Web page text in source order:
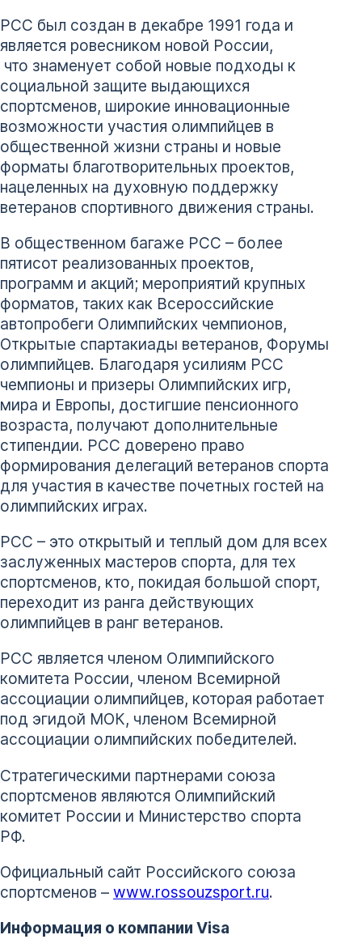
РСС был создан в декабре 1991 года и
является ровесником новой России,
что знаменует собой новые подходы к
социальной защите выдающихся
спортсменов, широкие инновационные
возможности участия олимпийцев в
общественной жизни страны и новые
форматы благотворительных проектов,
нацеленных на духовную поддержку
ветеранов спортивного движения страны.
В общественном багаже РСС – более
пятисот реализованных проектов,
программ и акций; мероприятий крупных
форматов, таких как Всероссийские
автопробеги Олимпийских чемпионов,
Открытые спартакиады ветеранов, Форумы
олимпийцев. Благодаря усилиям РСС
чемпионы и призеры Олимпийских игр,
мира и Европы, достигшие пенсионного
возраста, получают дополнительные
стипендии. РСС доверено право
формирования делегаций ветеранов спорта
для участия в качестве почетных гостей на
олимпийских играх.
РСС – это открытый и теплый дом для всех
заслуженных мастеров спорта, для тех
спортсменов, кто, покидая большой спорт,
переходит из ранга действующих
олимпийцев в ранг ветеранов.
РСС является членом Олимпийского
комитета России, членом Всемирной
ассоциации олимпийцев, которая работает
под эгидой МОК, членом Всемирной
ассоциации олимпийских победителей.
Стратегическими партнерами союза
спортсменов являются Олимпийский
комитет России и Министерство спорта
РФ.
Официальный сайт Российского союза
спортсменов – www.rossouzsport.ru.
Информация о компании Visa